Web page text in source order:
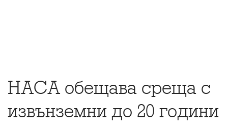
НАСА обещава среща с
извънземни до 20 години